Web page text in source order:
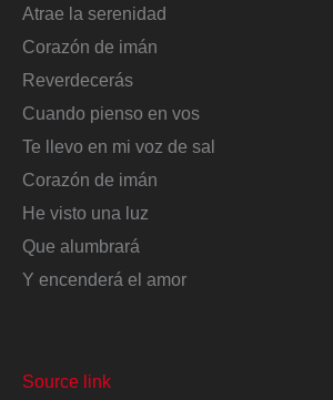
Atrae la serenidad
Corazón de imán
Reverdecerás
Cuando pienso en vos
Te llevo en mi voz de sal
Corazón de imán
He visto una luz
Que alumbrará
Y encenderá el amor
Source link